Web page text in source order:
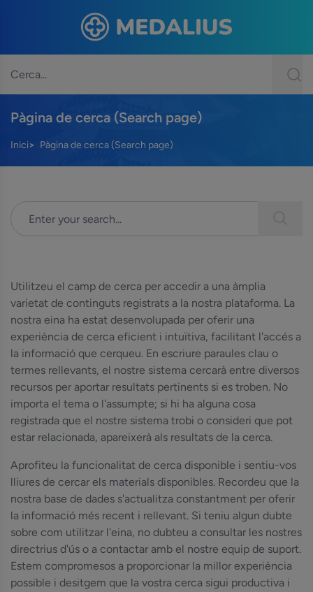
Pàgina de cerca (Search page)
Inici Pàgina de cerca (Search page)
Utilitzeu el camp de cerca per accedir a una àmplia
varietat de continguts registrats a la nostra plataforma. La
nostra eina ha estat desenvolupada per oferir una
experiència de cerca eficient i intuïtiva, facilitant l'accés a
la informació que cerqueu. En escriure paraules clau o
termes rellevants, el nostre sistema cercarà entre diversos
recursos per aportar resultats pertinents si es troben. No
importa el tema o l'assumpte; si hi ha alguna cosa
registrada que el nostre sistema trobi o consideri que pot
estar relacionada, apareixerà als resultats de la cerca.
Aprofiteu la funcionalitat de cerca disponible i sentiu-vos
lliures de cercar els materials disponibles. Recordeu que la
nostra base de dades s'actualitza constantment per oferir
la informació més recent i rellevant. Si teniu algun dubte
sobre com utilitzar l'eina, no dubteu a consultar les nostres
directrius d'ús o a contactar amb el nostre equip de suport.
Estem compromesos a proporcionar la millor experiència
possible i desitgem que la vostra cerca sigui productiva i